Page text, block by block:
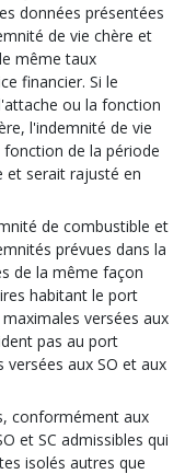
données présentées
de vie chère et
même taux
financier. Si le
ou la fonction
l'indemnité de vie
de la période
et serait rajusté en
de combustible et
prévues dans la
de la même façon
habitant le port
versées aux
pas au port
aux SO et aux
conformément aux
et SC admissibles qui
isolés autres que